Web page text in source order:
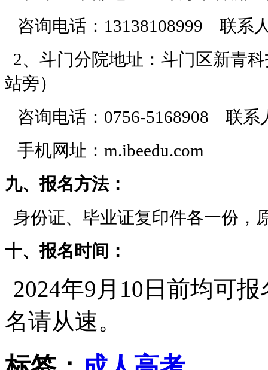
咨询电话：13138108999 联系
2、斗门分院地址：斗门区新青
站旁）
咨询电话：0756-5168908 联系
手机网址：m.ibeedu.com
九、报名方法：
身份证、毕业证复印件各一份，
十、报名时间：
2024年9月10日前均可
名请从速。